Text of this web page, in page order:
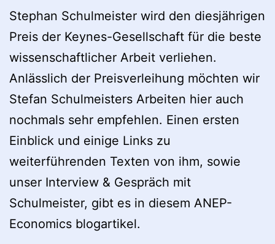
Stephan Schulmeister wird den diesjährigen
Preis der Keynes-Gesellschaft für die beste
wissenschaftlicher Arbeit verliehen.
Anlässlich der Preisverleihung möchten wir
Stefan Schulmeisters Arbeiten hier auch
nochmals sehr empfehlen. Einen ersten
Einblick und einige Links zu
weiterführenden Texten von ihm, sowie
unser Interview & Gespräch mit
Schulmeister, gibt es in diesem ANEP-
Economics blogartikel.